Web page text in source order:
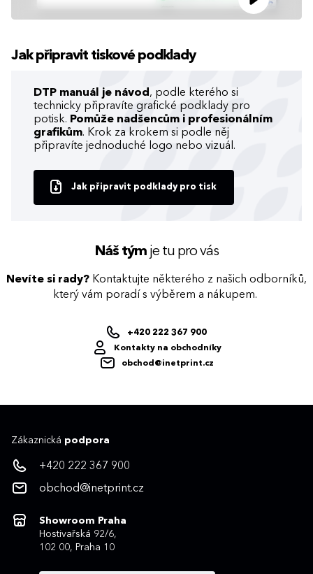
Jak připravit tiskové podklady
DTP manuál je návod , podle kterého si
technicky připravíte grafické podklady pro
potisk. Pomůže nadšencům i profesionálním
grafikům. Krok za krokem si podle něj
připravíte jednoduché logo nebo vizuál.
Jak připravit podklady pro tisk
Náš týmje tu pro vás
Nevíte si rady? Kontaktujte některého z našich odborníků,
který vám poradí s výběrem a nákupem.
+420 222 367 900
Kontakty na obchodníky
obchod@inetprint.cz
Zákaznická podpora
+420 222 367 900
obchod@inetprint.cz
Showroom Praha
Hostivařská 92/6,
102 00, Praha 10